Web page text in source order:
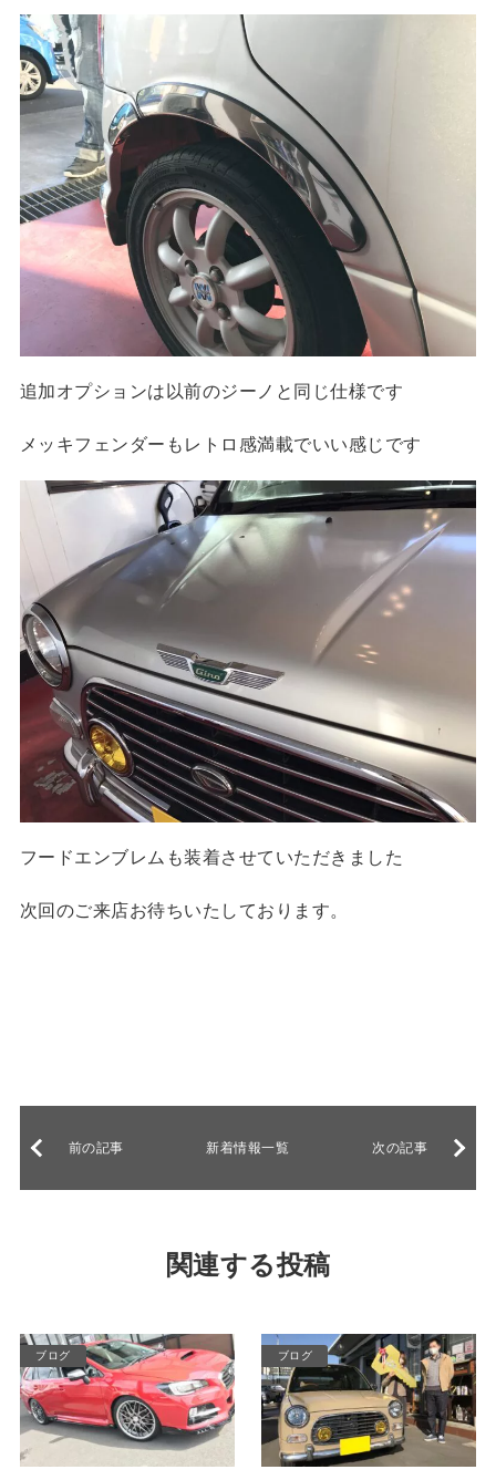
追加オプションは以前のジーノと同じ仕様です
メッキフェンダーもレトロ感満載でいい感じです
フードエンブレムも装着させていただきました
次回のご来店お待ちいたしております。
前の記事 次の記事
新着情報一覧
関連する投稿
ブログ ブログ